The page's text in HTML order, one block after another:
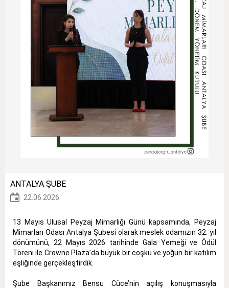
ANTALYA ŞUBE
22.06.2026
13 Mayıs Ulusal Peyzaj Mimarlığı Günü kapsamında, Peyzaj
Mimarları Odası Antalya Şubesi olarak meslek odamızın 32. yıl
dönümünü, 22 Mayıs 2026 tarihinde Gala Yemeği ve Ödül
Töreni ile Crowne Plaza’da büyük bir coşku ve yoğun bir katılım
eşliğinde gerçekleştirdik.
Şube Başkanımız Bensu Cüce’nin açılış konuşmasıyla